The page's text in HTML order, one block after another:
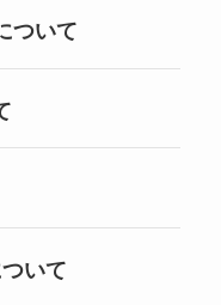
ついて
いて